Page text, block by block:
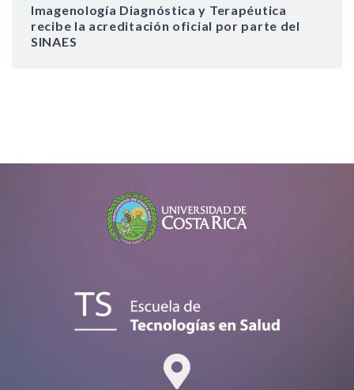
Imagenología Diagnóstica y Terapéutica
recibe la acreditación oficial por parte del
SINAES